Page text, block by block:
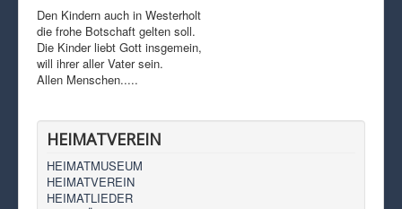
Den Kindern auch in Westerholt
die frohe Botschaft gelten soll.
Die Kinder liebt Gott insgemein,
will ihrer aller Vater sein.
Allen Menschen.....
HEIMATVEREIN
HEIMATMUSEUM
HEIMATVEREIN
HEIMATLIEDER